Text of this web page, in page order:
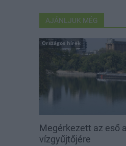
AJÁNLJUK MÉG
Országos hírek
Megérkezett az eső
vízgyűjtőjére